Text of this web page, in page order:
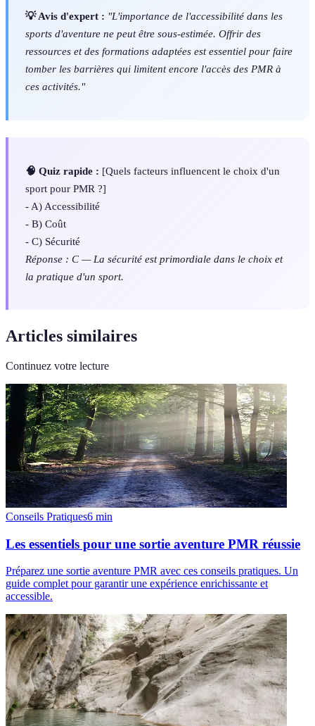
💡 Avis d'expert : "L'importance de l'accessibilité dans les
sports d'aventure ne peut être sous-estimée. Offrir des
ressources et des formations adaptées est essentiel pour faire
tomber les barrières qui limitent encore l'accès des PMR à
ces activités."
🧠 Quiz rapide : [Quels facteurs influencent le choix d'un
sport pour PMR ?]
- A) Accessibilité
- B) Coût
- C) Sécurité
Réponse : C — La sécurité est primordiale dans le choix et
la pratique d'un sport.
Articles similaires
Continuez votre lecture
Conseils Pratiques6 min
Les essentiels pour une sortie aventure PMR réussie
Préparez une sortie aventure PMR avec ces conseils pratiques. Un
guide complet pour garantir une expérience enrichissante et
accessible.